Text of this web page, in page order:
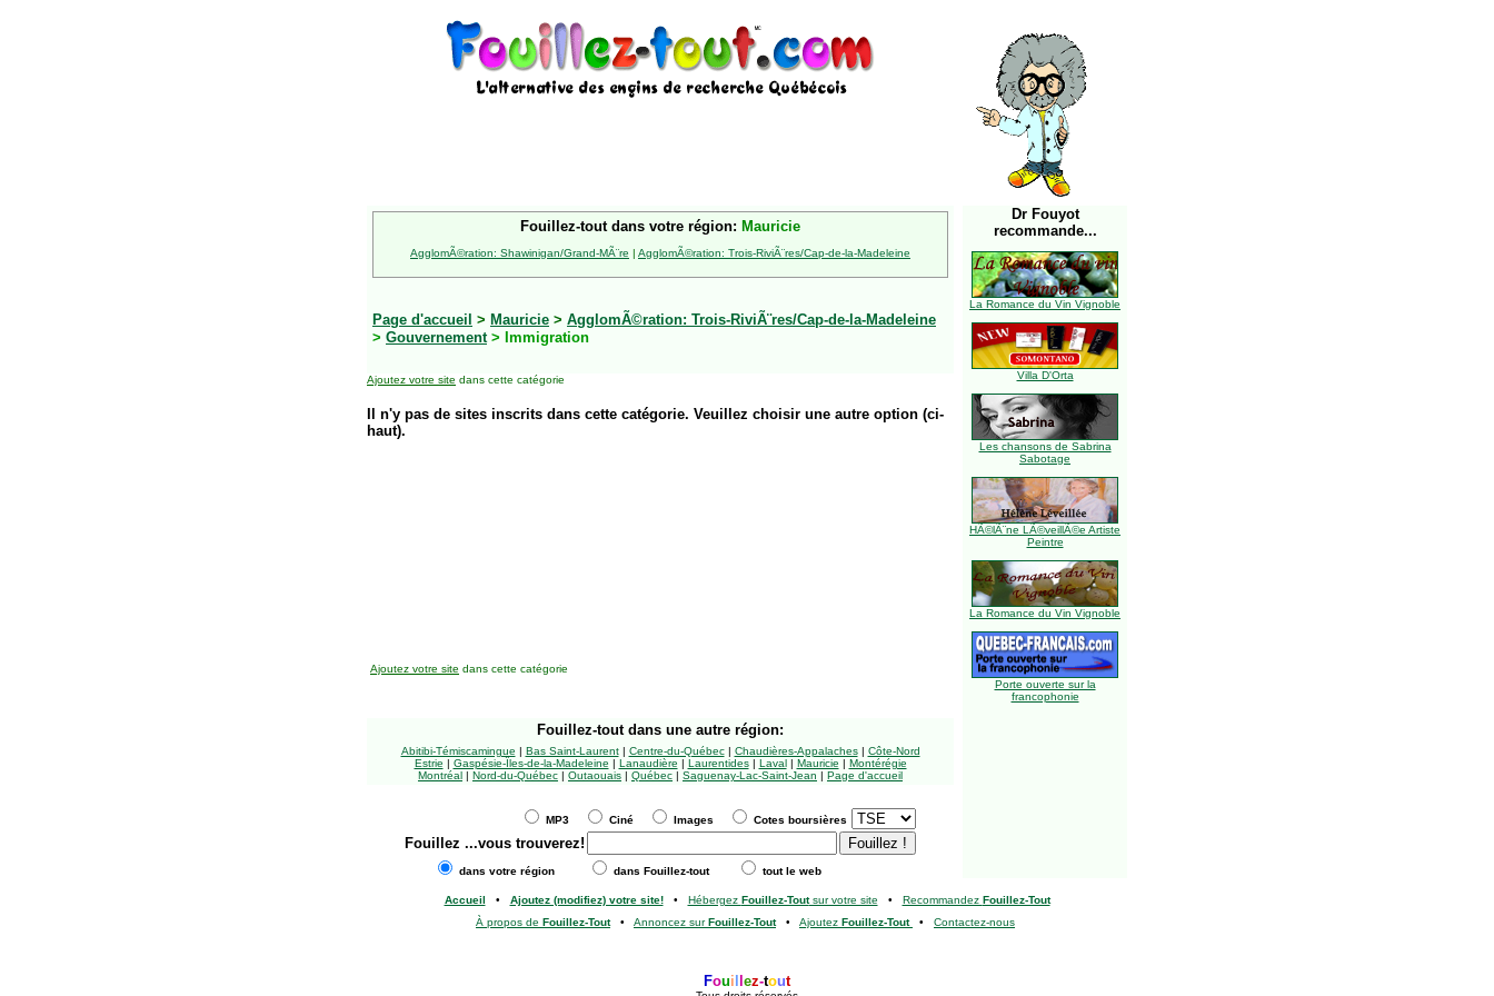
Fouillez-tout dans votre région: Mauricie
AgglomÃ©ration: Shawinigan/Grand-MÃ¨re | AgglomÃ©ration: Trois-RiviÃ¨res/Cap-de-la-Madeleine
Page d'accueil > Mauricie > AgglomÃ©ration: Trois-RiviÃ¨res/Cap-de-la-Madeleine
> Gouvernement> Immigration
Ajoutez votre site dans cette catégorie
Il n'y pas de sites inscrits dans cette catégorie. Veuillez choisir une autre option (ci-
haut).
Dr Fouyot
recommande...
La Romance du Vin Vignoble
Villa D'Orta
Les chansons de Sabrina
Sabotage
HÃ©lÃ¨ne LÃ©veillÃ©e Artiste
Peintre
La Romance du Vin Vignoble
Porte ouverte sur la
francophonie
Ajoutez votre site dans cette catégorie
Fouillez-tout dans une autre région:
Abitibi-Témiscamingue | Bas Saint-Laurent| Centre-du-Québec| Chaudières-Appalaches| Côte-Nord
Estrie | Gaspésie-Îles-de-la-Madeleine | Lanaudière | Laurentides| Laval| Mauricie | Montérégie
Montréal | Nord-du-Québec | Outaouais | Québec | Saguenay-Lac-Saint-Jean | Page d'accueil
MP3 Ciné Images Cotes boursières
Fouillez ...vous trouverez!
dans votre région dans Fouillez-tout tout le web
Accueil • Ajoutez (modifiez) votre site!• Hébergez Fouillez-Toutsur votre site • Recommandez Fouillez-Tout
À propos de Fouillez-Tout• Annoncez surFouillez-Tout• Ajoutez Fouillez-Tout • Contactez-nous
Foui ez-tout